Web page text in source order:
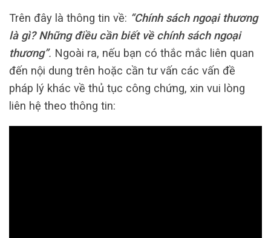
Trên đây là thông tin về: “Chính sách ngoại thương
là gì? Những điều cần biết về chính sách ngoại
thương”. Ngoài ra, nếu bạn có thắc mắc liên quan
đến nội dung trên hoặc cần tư vấn các vấn đề
pháp lý khác về thủ tục công chứng, xin vui lòng
liên hệ theo thông tin: